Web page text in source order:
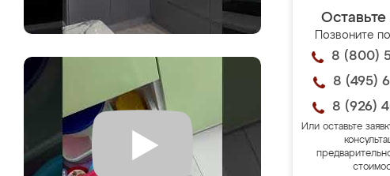
Оставьте
Позвоните
8 (800)
8 (495)
8 (926)
Или оставьте